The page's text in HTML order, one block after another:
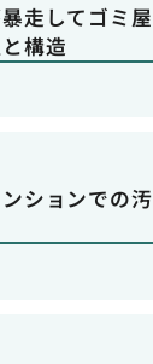
走してゴミ
構造
ションでの